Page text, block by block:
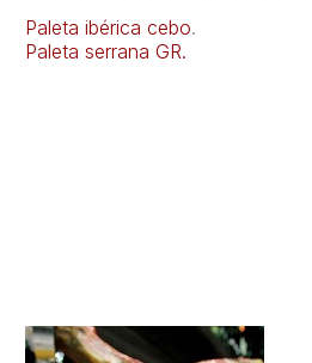
Paleta ibérica cebo.
Paleta serrana GR.